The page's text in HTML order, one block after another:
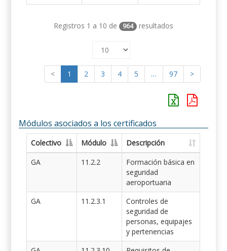
Registros 1 a 10 de 964 resultados
< 1 2 3 4 5 … 97 >
Módulos asociados a los certificados
Colectivo Módulo
Descripción
GA
11.2.2
Formación básica en
seguridad
aeroportuaria
GA
11.2.3.1
Controles de
seguridad de
personas, equipajes
y pertenencias